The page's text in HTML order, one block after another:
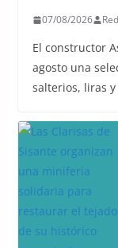
07/08/2026
El constructor
agosto una
salterios, liras y